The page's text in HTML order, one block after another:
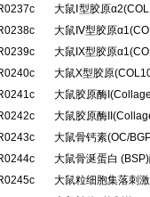
大鼠Ⅰ型胶原
大鼠Ⅳ型胶原
大鼠IX型胶原
大鼠X型胶原
大鼠胶原酶
大鼠胶原酶
大鼠骨钙素(OC/
大鼠骨涎蛋白
大鼠粒细胞集落刺